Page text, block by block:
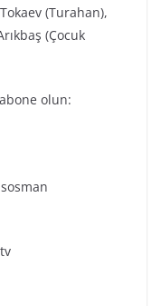
(Turahan),
(Çocuk
olun: